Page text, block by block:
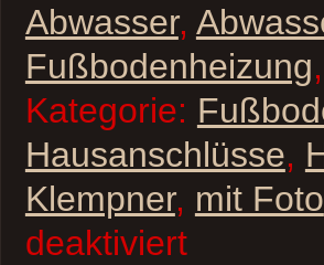
Abwasser,
Fußbodenheizung,
Kategorie:
Hausanschlüsse,
Klempner, mit Foto
deaktiviertFußbodenheizung